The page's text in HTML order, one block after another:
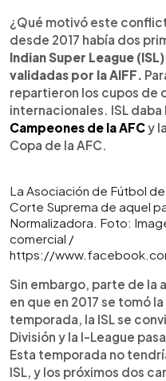
¿Qué motivó este
desde 2017 había dos
Indian Super League
validadas por la AIFF.
repartieron los cupos de
internacionales. ISL daba
Campeones de la AFCy
Copa de la AFC.
La Asociación de Fútbol
Corte Suprema de aquel
Normalizadora. Foto:
comercial /
https://
Sin embargo, parte de
en que en 2017 se tomó
temporada, la ISL se
División y la I-League
Esta temporada no
ISL, y los próximos dos